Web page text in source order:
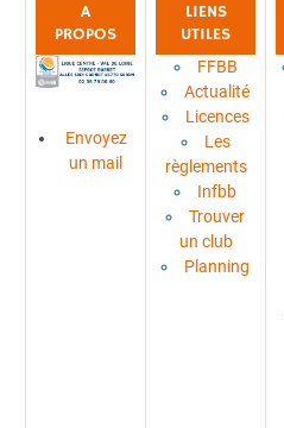
A
PROPOS
Envoyez
un mail
LIENS
UTILES
FFBB
Actualité
Licences
Les
règlements
Infbb
Trouver
un club
Planning